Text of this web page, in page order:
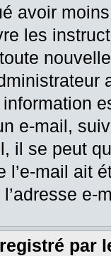
avoir
les
e-mail,
il se peut
l’e-mail ait
e-
par